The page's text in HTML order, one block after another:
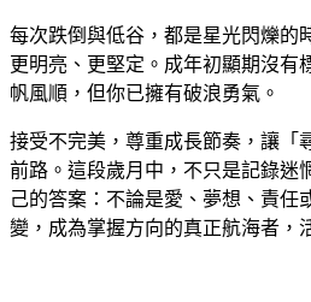
每次跌倒與低谷，都是星光閃爍的
更明亮、更堅定。成年初顯期沒有
帆風順，但你已擁有破浪勇氣。
接受不完美，尊重成長節奏，讓「
前路。這段歲月中，不只是記錄迷
己的答案：不論是愛、夢想、責任
變，成為掌握方向的真正航海者，